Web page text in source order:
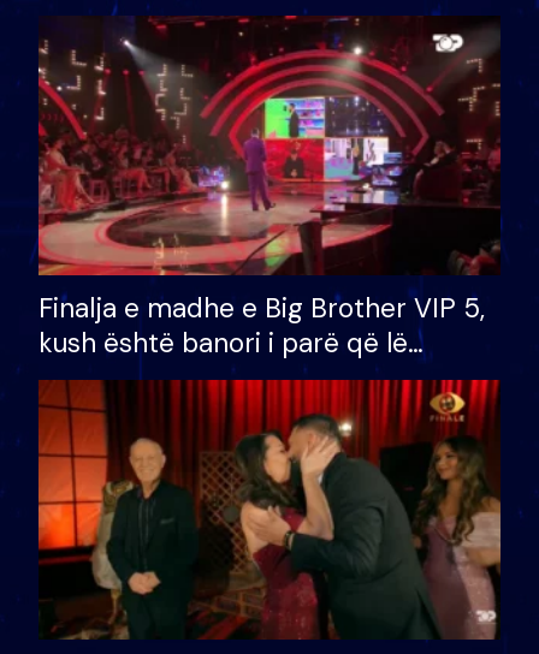
Finalja e madhe e Big Brother VIP 5,
kush është banori i parë që lë
shtëpinë dhe humb mundësinë për
të fituar çmimin e madh